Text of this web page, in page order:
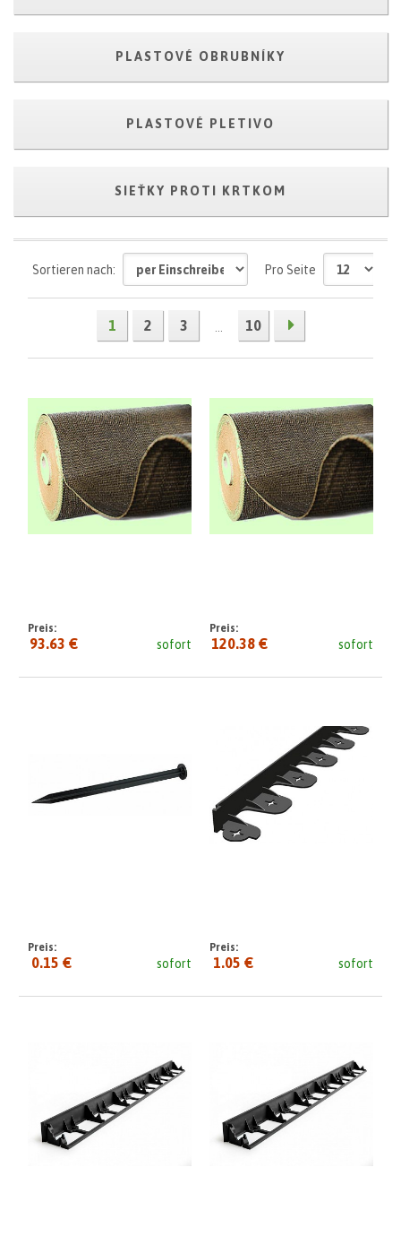
PLASTOVÉ OBRUBNÍKY
PLASTOVÉ PLETIVO
SIEŤKY PROTI KRTKOM
Sortieren nach: Pro Seite
1 2 3 ... 10
sofort
Preis:
93.63 € sofort
Preis:
120.38 €
sofort
Preis:
0.15 € sofort
Preis:
1.05 €